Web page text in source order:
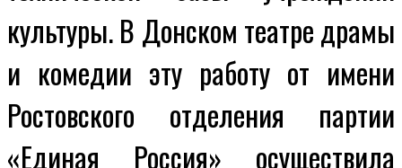
культуры. В Донском театре драмы
и комедии эту работу от имени
Ростовского отделения партии
«Единая Россия» осуществила